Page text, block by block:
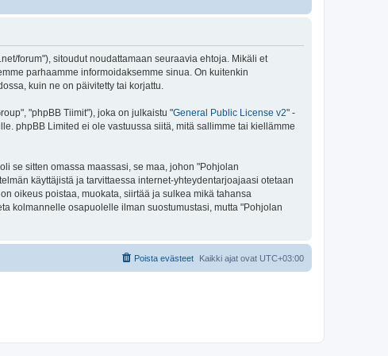
forum"), sitoudut noudattamaan seuraavia ehtoja. Mikäli et
parhaamme informoidaksemme sinua. On kuitenkin
kuin ne on päivitetty tai korjattu.
"phpBB Tiimit"), joka on julkaistu "General Public License v2" -
phpBB Limited ei ole vastuussa siitä, mitä sallimme tai kiellämme
se sitten omassa maassasi, se maa, johon "Pohjolan
käyttäjistä ja tarvittaessa internet-yhteydentarjoajaasi otetaan
oikeus poistaa, muokata, siirtää ja sulkea mikä tahansa
kolmannelle osapuolelle ilman suostumustasi, mutta "Pohjolan
Kaikki ajat ovat UTC+03:00
Poista evästeet